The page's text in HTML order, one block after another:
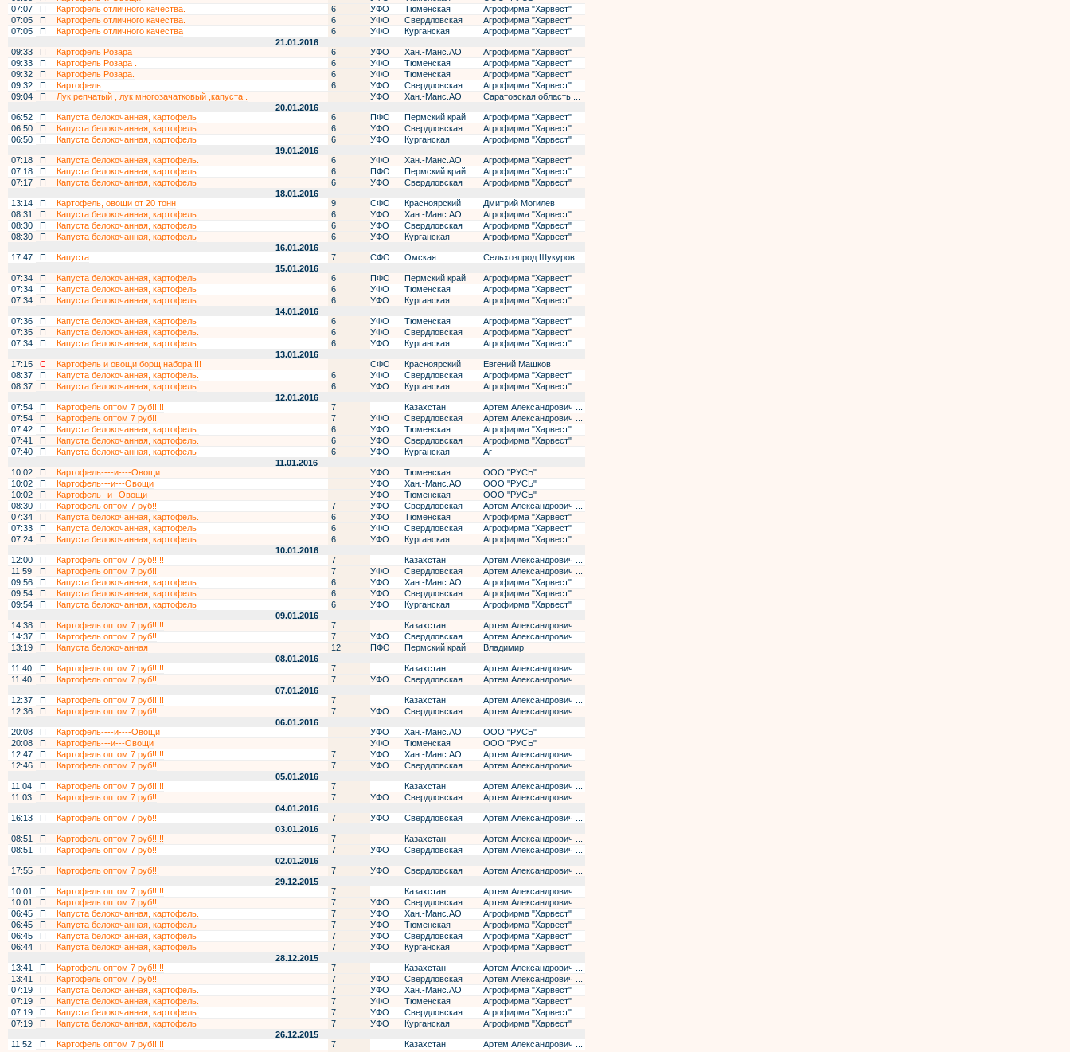
07:07
П Картофель отличного качества. 6 УФО Тюменская
Агрофирма "Харвест"
07:05
П Картофель отличного качества. 6 УФО Свердловская
Агрофирма "Харвест"
07:05
П Картофель отличного качества 6 УФО Курганская
Агрофирма "Харвест"
21.01.2016
09:33
П Картофель Розара 6 УФО Хан.-Манс.АО
Агрофирма "Харвест"
09:33
П Картофель Розара . 6 УФО Тюменская
Агрофирма "Харвест"
09:32
П Картофель Розара. 6 УФО Тюменская
Агрофирма "Харвест"
09:32
П Картофель. 6 УФО Свердловская
Агрофирма "Харвест"
09:04
П Лук репчатый , лук многозачатковый ,капуста . УФО Хан.-Манс.АО
Саратовская область ...
20.01.2016
06:52
П Капуста белокочанная, картофель 6 ПФО Пермский край
Агрофирма "Харвест"
06:50
П Капуста белокочанная, картофель 6 УФО Свердловская
Агрофирма "Харвест"
06:50
П Капуста белокочанная, картофель 6 УФО Курганская
Агрофирма "Харвест"
19.01.2016
07:18
П Капуста белокочанная, картофель. 6 УФО Хан.-Манс.АО
Агрофирма "Харвест"
07:18
П Капуста белокочанная, картофель 6 ПФО Пермский край
Агрофирма "Харвест"
07:17
П Капуста белокочанная, картофель 6 УФО Свердловская
Агрофирма "Харвест"
18.01.2016
13:14
П Картофель, овощи от 20 тонн 9 СФО Красноярский
Дмитрий Могилев
08:31
П Капуста белокочанная, картофель. 6 УФО Хан.-Манс.АО
Агрофирма "Харвест"
08:30
П Капуста белокочанная, картофель 6 УФО Свердловская
Агрофирма "Харвест"
08:30
П Капуста белокочанная, картофель 6 УФО Курганская
Агрофирма "Харвест"
16.01.2016
17:47
П Капуста 7 СФО Омская
Сельхозпрод Шукуров
15.01.2016
07:34
П Капуста белокочанная, картофель 6 ПФО Пермский край
Агрофирма "Харвест"
07:34
П Капуста белокочанная, картофель 6 УФО Тюменская
Агрофирма "Харвест"
07:34
П Капуста белокочанная, картофель 6 УФО Курганская
Агрофирма "Харвест"
14.01.2016
07:36
П Капуста белокочанная, картофель 6 УФО Тюменская
Агрофирма "Харвест"
07:35
П Капуста белокочанная, картофель. 6 УФО Свердловская
Агрофирма "Харвест"
07:34
П Капуста белокочанная, картофель 6 УФО Курганская
Агрофирма "Харвест"
13.01.2016
17:15
С Картофель и овощи борщ набора!!!! СФО Красноярский
Евгений Машков
08:37
П Капуста белокочанная, картофель. 6 УФО Свердловская
Агрофирма "Харвест"
08:37
П Капуста белокочанная, картофель 6 УФО Курганская
Агрофирма "Харвест"
12.01.2016
07:54
П Картофель оптом 7 руб!!!!! 7 Казахстан
Артем Александрович ...
07:54
П Картофель оптом 7 руб!! 7 УФО Свердловская
Артем Александрович ...
07:42
П Капуста белокочанная, картофель. 6 УФО Тюменская
Агрофирма "Харвест"
07:41
П Капуста белокочанная, картофель. 6 УФО Свердловская
Агрофирма "Харвест"
07:40
П Капуста белокочанная, картофель 6 УФО Курганская
Аг
11.01.2016
10:02
П Картофель----и----Овощи УФО Тюменская
ООО "РУСЬ"
10:02
П Картофель---и---Овощи УФО Хан.-Манс.АО
ООО "РУСЬ"
10:02
П Картофель--и--Овощи УФО Тюменская
ООО "РУСЬ"
08:30
П Картофель оптом 7 руб!! 7 УФО Свердловская
Артем Александрович ...
07:34
П Капуста белокочанная, картофель. 6 УФО Тюменская
Агрофирма "Харвест"
07:33
П Капуста белокочанная, картофель 6 УФО Свердловская
Агрофирма "Харвест"
07:24
П Капуста белокочанная, картофель 6 УФО Курганская
Агрофирма "Харвест"
10.01.2016
12:00
П Картофель оптом 7 руб!!!!! 7 Казахстан
Артем Александрович ...
11:59
П Картофель оптом 7 руб!! 7 УФО Свердловская
Артем Александрович ...
09:56
П Капуста белокочанная, картофель. 6 УФО Хан.-Манс.АО
Агрофирма "Харвест"
09:54
П Капуста белокочанная, картофель 6 УФО Свердловская
Агрофирма "Харвест"
09:54
П Капуста белокочанная, картофель 6 УФО Курганская
Агрофирма "Харвест"
09.01.2016
14:38
П Картофель оптом 7 руб!!!!! 7 Казахстан
Артем Александрович ...
14:37
П Картофель оптом 7 руб!! 7 УФО Свердловская
Артем Александрович ...
13:19
П Капуста белокочанная 12 ПФО Пермский край
Владимир
08.01.2016
11:40
П Картофель оптом 7 руб!!!!! 7 Казахстан
Артем Александрович ...
11:40
П Картофель оптом 7 руб!! 7 УФО Свердловская
Артем Александрович ...
07.01.2016
12:37
П Картофель оптом 7 руб!!!!! 7 Казахстан
Артем Александрович ...
12:36
П Картофель оптом 7 руб!! 7 УФО Свердловская
Артем Александрович ...
06.01.2016
20:08
П Картофель----и----Овощи УФО Хан.-Манс.АО
ООО "РУСЬ"
20:08
П Картофель---и---Овощи УФО Тюменская
ООО "РУСЬ"
12:47
П Картофель оптом 7 руб!!!!! 7 УФО Хан.-Манс.АО
Артем Александрович ...
12:46
П Картофель оптом 7 руб!! 7 УФО Свердловская
Артем Александрович ...
05.01.2016
11:04
П Картофель оптом 7 руб!!!!! 7 Казахстан
Артем Александрович ...
11:03
П Картофель оптом 7 руб!! 7 УФО Свердловская
Артем Александрович ...
04.01.2016
16:13
П Картофель оптом 7 руб!! 7 УФО Свердловская
Артем Александрович ...
03.01.2016
08:51
П Картофель оптом 7 руб!!!!! 7 Казахстан
Артем Александрович ...
08:51
П Картофель оптом 7 руб!! 7 УФО Свердловская
Артем Александрович ...
02.01.2016
17:55
П Картофель оптом 7 руб!!! 7 УФО Свердловская
Артем Александрович ...
29.12.2015
10:01
П Картофель оптом 7 руб!!!!! 7 Казахстан
Артем Александрович ...
10:01
П Картофель оптом 7 руб!! 7 УФО Свердловская
Артем Александрович ...
06:45
П Капуста белокочанная, картофель. 7 УФО Хан.-Манс.АО
Агрофирма "Харвест"
06:45
П Капуста белокочанная, картофель 7 УФО Тюменская
Агрофирма "Харвест"
06:45
П Капуста белокочанная, картофель 7 УФО Свердловская
Агрофирма "Харвест"
06:44
П Капуста белокочанная, картофель 7 УФО Курганская
Агрофирма "Харвест"
28.12.2015
13:41
П Картофель оптом 7 руб!!!!! 7 Казахстан
Артем Александрович ...
13:41
П Картофель оптом 7 руб!! 7 УФО Свердловская
Артем Александрович ...
07:19
П Капуста белокочанная, картофель. 7 УФО Хан.-Манс.АО
Агрофирма "Харвест"
07:19
П Капуста белокочанная, картофель. 7 УФО Тюменская
Агрофирма "Харвест"
07:19
П Капуста белокочанная, картофель. 7 УФО Свердловская
Агрофирма "Харвест"
07:19
П Капуста белокочанная, картофель 7 УФО Курганская
Агрофирма "Харвест"
26.12.2015
11:52
П Картофель оптом 7 руб!!!!! 7 Казахстан
Артем Александрович ...